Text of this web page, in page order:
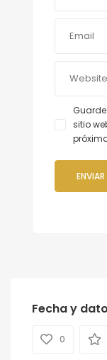
sitio
Fecha y
0